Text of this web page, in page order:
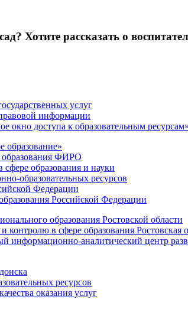
Хотите рассказать о
услуг
информации
окно доступа к образовательным ресурсам»
образование»
образования ФИРО
образования и науки
образовательных ресурсов
Федерации
Российской Федерации
образования Ростовской области
контролю в сфере образования Ростовская
аналитический центр
ресурсов
оказания услуг